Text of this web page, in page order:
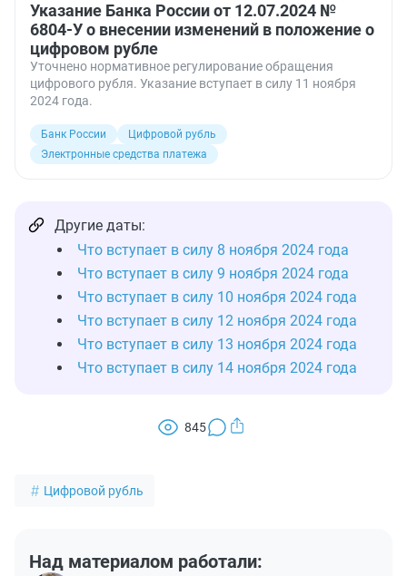
Указание Банка России от 12.07.2024 №
6804-У о внесении изменений в положение о
цифровом рубле
Уточнено нормативное регулирование обращения
цифрового рубля. Указание вступает в силу 11 ноября
2024 года.
Банк России
Цифровой рубль
Электронные средства платежа
Другие даты:
Что вступает в силу 8 ноября 2024 года
Что вступает в силу 9 ноября 2024 года
Что вступает в силу 10 ноября 2024 года
Что вступает в силу 12 ноября 2024 года
Что вступает в силу 13 ноября 2024 года
Что вступает в силу 14 ноября 2024 года
845
Цифровой рубль
Над материалом работали: